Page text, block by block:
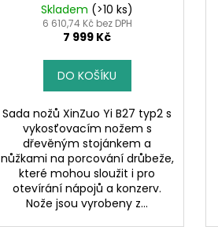
Skladem (>10 ks)
6 610,74 Kč bez DPH
7 999 Kč
DO KOŠÍKU
Sada nožů XinZuo Yi B27 typ2 s
vykosťovacím nožem s
dřevěným stojánkem a
nůžkami na porcování drůbeže,
které mohou sloužit i pro
otevírání nápojů a konzerv.
Nože jsou vyrobeny z...